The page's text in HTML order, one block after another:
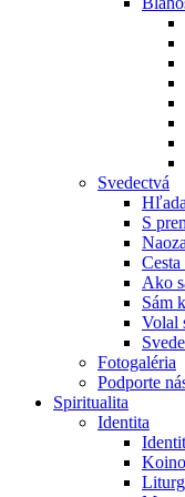
Svedectvá
S
Cesta
Ako
Sám
Volal
Fotogaléria
Podporte
Spiritualita
Identita